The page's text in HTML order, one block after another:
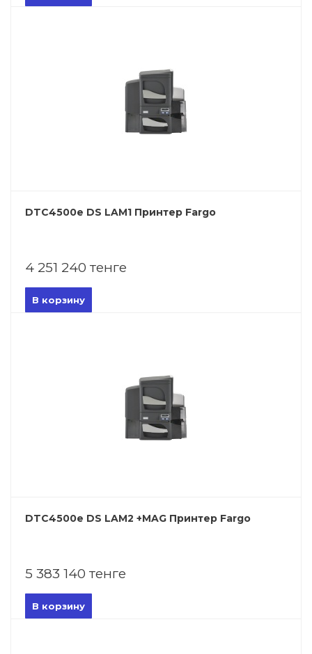
DTC4500e DS LAM1 Принтер Fargo
4 251 240 тенге
В корзину
DTC4500e DS LAM2 +MAG Принтер Fargo
5 383 140 тенге
В корзину